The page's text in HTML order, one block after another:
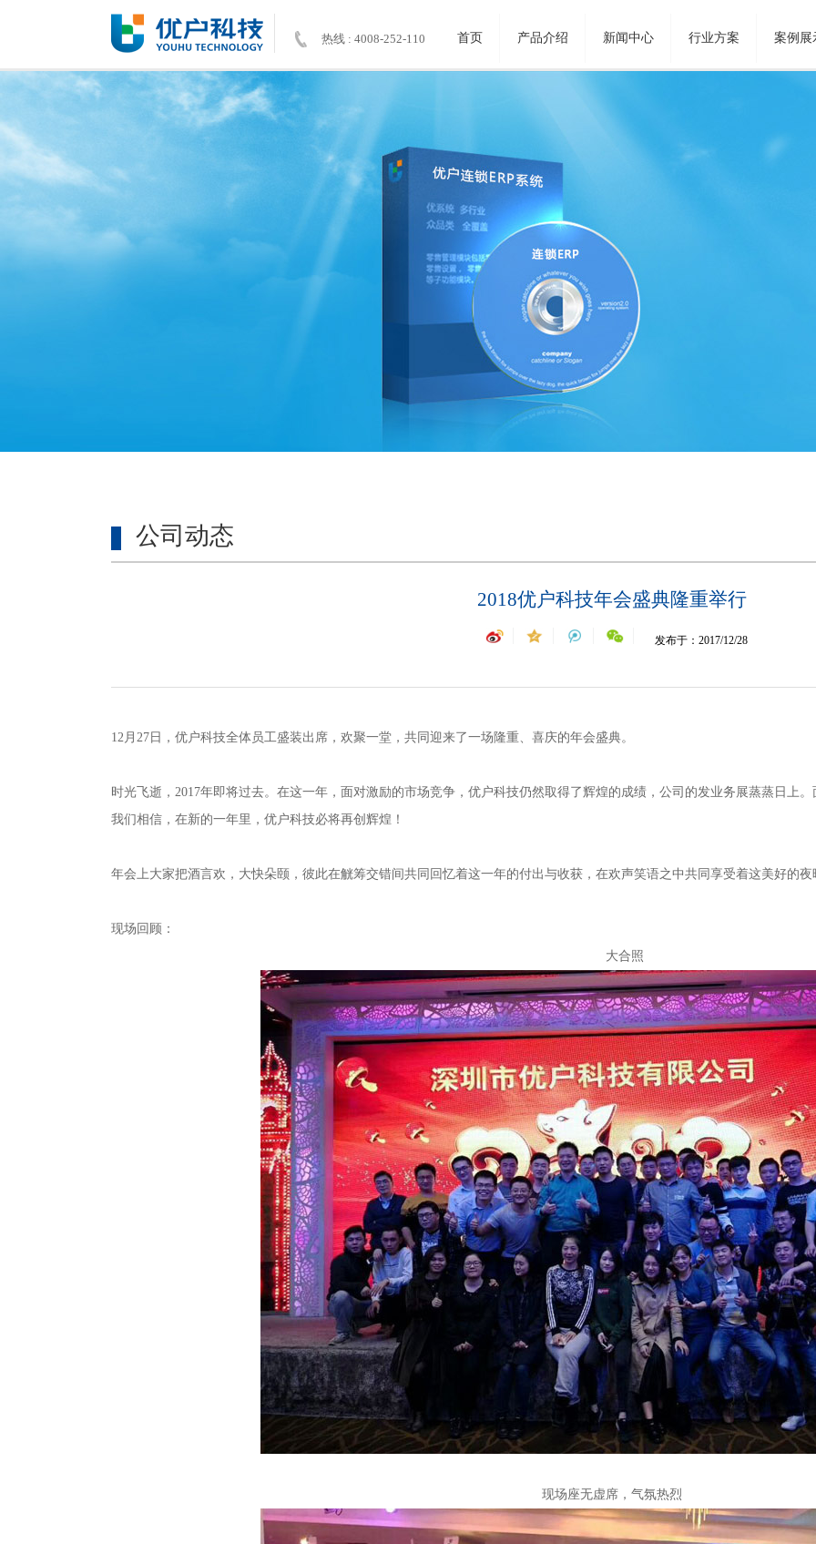
热线 : 4008-252-110 首页 产品介绍 新闻中心 行业方案 案例展
公司动态
2018优户科技年会盛典隆重举行
发布于：2017/12/28
12月 27 日，优户科技全体员工盛装出席，欢聚一堂，共同迎来了一场隆重、喜庆的年会盛典。
时光飞逝， 2017年即将过去。在这一年，面对激励的市场竞争，优户科技仍然取得了辉煌的成绩，公司的发业务展蒸蒸日上
我们相信，在新的一年里，优户科技必将再创辉煌！
年会上大家把酒言欢，大快朵颐，彼此在觥筹交错间共同回忆着这一年的付出与收获，在欢声笑语之中共同享受着这美好的夜
现场回顾：
大合照
现场座无虚席，气氛热烈